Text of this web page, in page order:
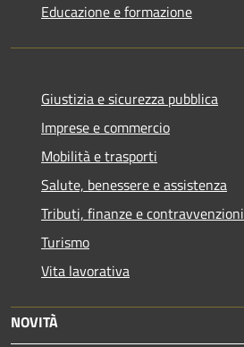
Educazione e formazione
Giustizia e sicurezza pubblica
Imprese e commercio
Mobilità e trasporti
Salute, benessere e assistenza
Tributi, finanze e contravvenzioni
Turismo
Vita lavorativa
NOVITÀ